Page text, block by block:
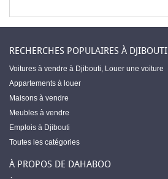
RECHERCHES POPULAIRES À DJIBOUTI
Voitures à vendre à Djibouti, Louer une voiture
Appartements à louer
Maisons à vendre
Meubles à vendre
Emplois à Djibouti
Toutes les catégories
À PROPOS DE DAHABOO